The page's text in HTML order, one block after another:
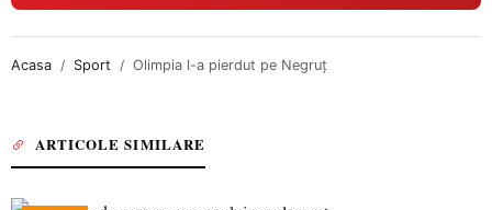
Acasa Sport Olimpia l-a pierdut pe Negruț
ARTICOLE SIMILARE